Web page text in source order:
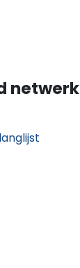
netwerk